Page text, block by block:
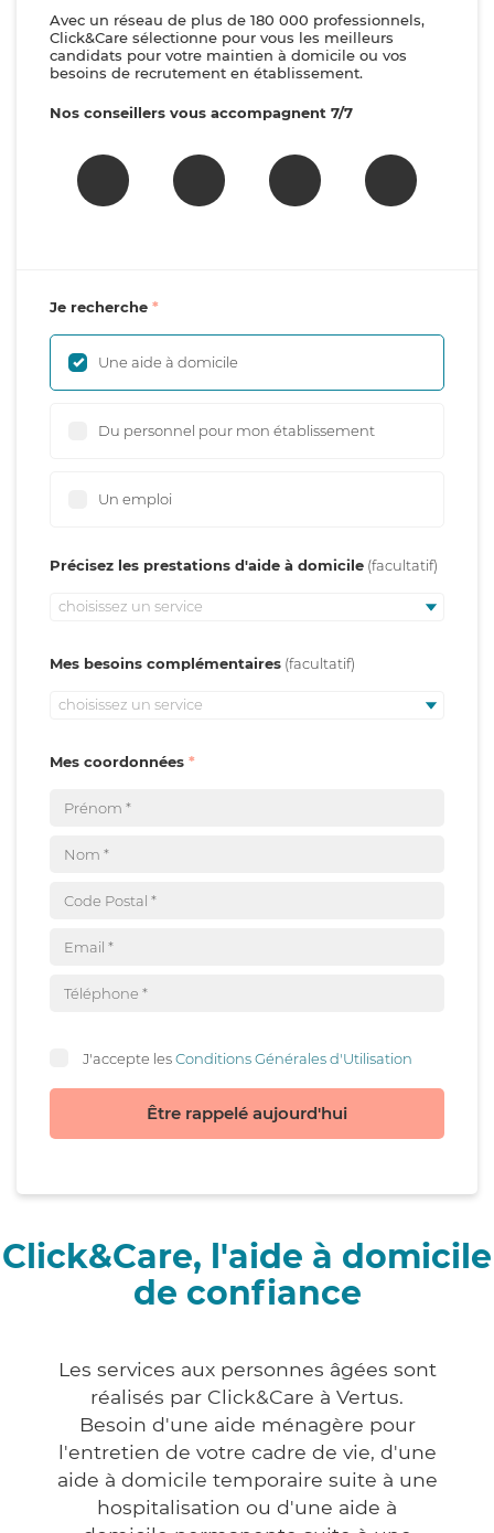
Avec un réseau de plus de 180 000 professionnels,
Click&Care sélectionne pour vous les meilleurs
candidats pour votre maintien à domicile ou vos
besoins de recrutement en établissement.
Nos conseillers vous accompagnent 7/7
Je recherche
Une aide à domicile
Du personnel pour mon établissement
Un emploi
Précisez les prestations d'aide à domicile
choisissez un service
Mes besoins complémentaires
choisissez un service
Mes coordonnées
J'accepte lesConditions Générales d'Utilisation
Être rappelé aujourd'hui
Click&Care, l'aide à domicile
de confiance
Les services aux personnes âgées sont
réalisés par Click&Care à Vertus.
Besoin d'une aide ménagère pour
l'entretien de votre cadre de vie, d'une
aide à domicile temporaire suite à une
hospitalisation ou d'une aide à